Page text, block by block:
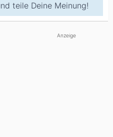
teile Deine Meinung!
Anzeige